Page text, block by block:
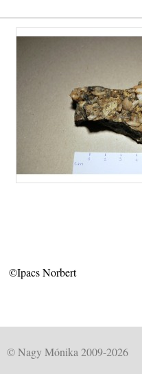
©Ipacs Norbert
© Nagy Mónika 2009-2026